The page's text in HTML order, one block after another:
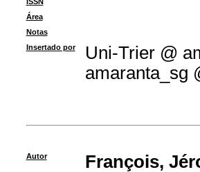
Área
Notas
Insertado por
Uni-Trier @
amaranta_sg
Autor François,